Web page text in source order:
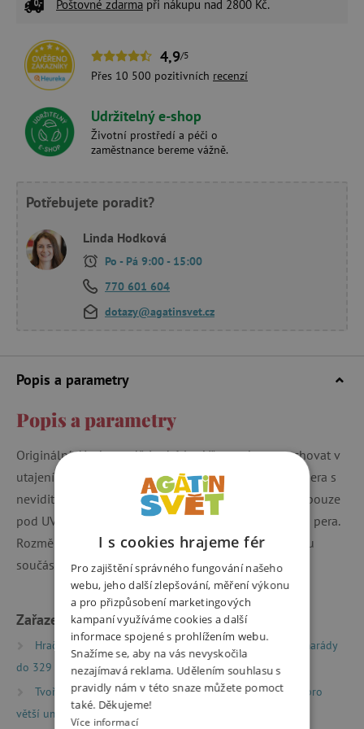
Poštovné zdarma při nákupu nad 2800 Kč.
4,9/5
Přes 10 500 pozitivních recenzí
Udržitelný e-shop
Životní prostředí a péči o
zaměstnance bereme vážně.
Potřebujete poradit?
Linda Hodková
Po - Pá 9:00 - 15:00
770 601 604
dotazy@agatinsvet.cz
Popis a parametry
Popis a parametry
Originální dárek pro děti od 6 let. Vše co chcete zachovat v
utajení napište nebo nakreslete pomocí magického pera s
neviditelným inkoustem. Kresby i písmo jsou čitelné pouze
pod UV světlem, které je součástí uzávěru magického pera.
Rozměry pera jsou 13 x 0,5 cm. Baterie (LR44 HD) jsou
součástí balení.
Zařazeno v kategoriích
Hračky dle typu Drobné dárky
Dárky pro kamarády
do 329 Kč
Tvoření
Výtvarné potřeby
Výtvarné potřeby pro
větší umělce
I s cookies hrajeme fér
Pro zajištění správného fungování našeho
webu, jeho další zlepšování, měření výkonu
a pro přizpůsobení marketingových
kampaní využíváme cookies a další
informace spojené s prohlížením webu.
Snažíme se, aby na vás nevyskočila
nezajímavá reklama. Udělením souhlasu s
pravidly nám v této snaze můžete pomoct
také. Děkujeme!
Více informací